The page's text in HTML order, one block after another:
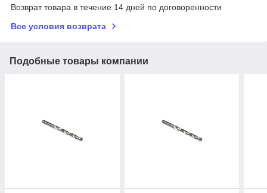
Возврат товара в течение 14 дней по договоренности
Все условия возврата
Подобные товары компании